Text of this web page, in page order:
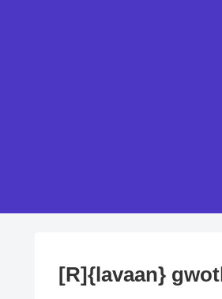
[R]{lavaan}